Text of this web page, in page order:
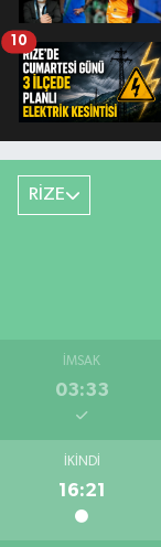
10
RİZE
İMSAK
03:33
İKINDI
16:21